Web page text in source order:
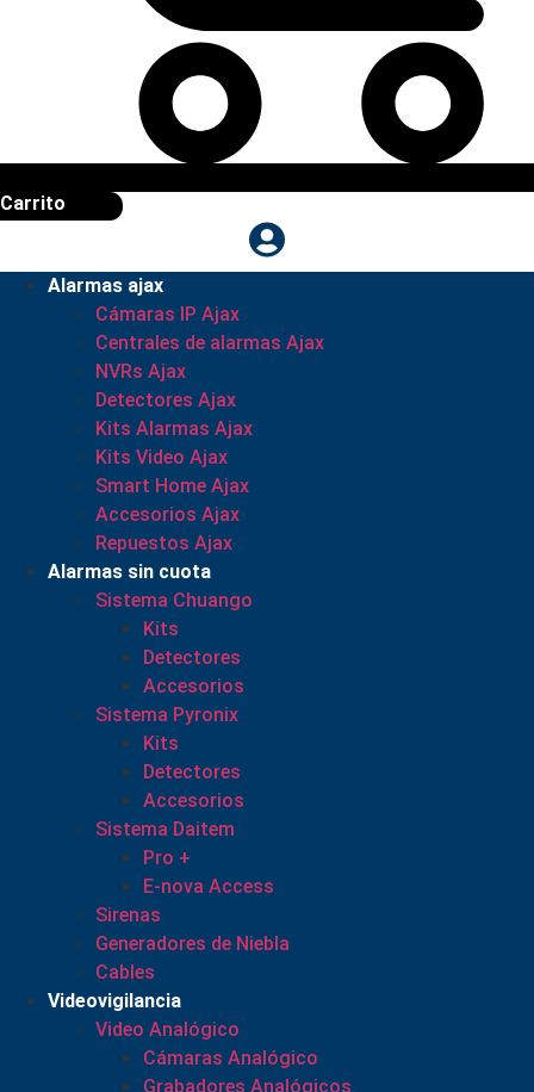
Carrito
Alarmas ajax
Cámaras IP Ajax
Centrales de alarmas Ajax
NVRs Ajax
Detectores Ajax
Kits Alarmas Ajax
Kits Video Ajax
Smart Home Ajax
Accesorios Ajax
Repuestos Ajax
Alarmas sin cuota
Sistema Chuango
Kits
Detectores
Accesorios
Sistema Pyronix
Kits
Detectores
Accesorios
Sistema Daitem
Pro +
E-nova Access
Sirenas
Generadores de Niebla
Cables
Videovigilancia
Video Analógico
Cámaras Analógico
Grabadores Analógicos